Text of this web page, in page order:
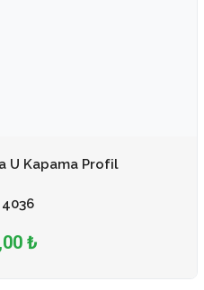
U Kapama Profil
₺